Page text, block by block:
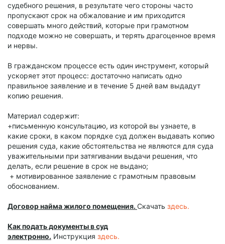
судебного решения, в результате чего стороны часто
пропускают срок на обжалование и им приходится
совершать много действий, которые при грамотном
подходе можно не совершать, и терять драгоценное время
и нервы.
В гражданском процессе есть один инструмент, который
ускоряет этот процесс: достаточно написать одно
правильное заявление и в течение 5 дней вам выдадут
копию решения.
Материал содержит:
+письменную консультацию, из которой вы узнаете, в
какие сроки, в каком порядке суд должен выдавать копию
решения суда, какие обстоятельства не являются для суда
уважительными при затягивании выдачи решения, что
делать, если решение в срок не выдано;
+ мотивированное заявление с грамотным правовым
обоснованием.
Договор найма жилого помещения. Скачать здесь.
Как подать документы в суд
электронно. Инструкция здесь.